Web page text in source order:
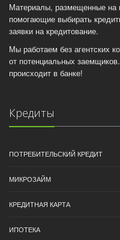
Материалы, размещенные на
помогающие выбирать
заявки на кредитование.
Мы работаем без агентских
от потенциальных
происходит в банке!
Кредиты
ПОТРЕБИТЕЛЬСКИЙ КРЕДИТ
МИКРОЗАЙМ
КРЕДИТНАЯ КАРТА
ИПОТЕКА